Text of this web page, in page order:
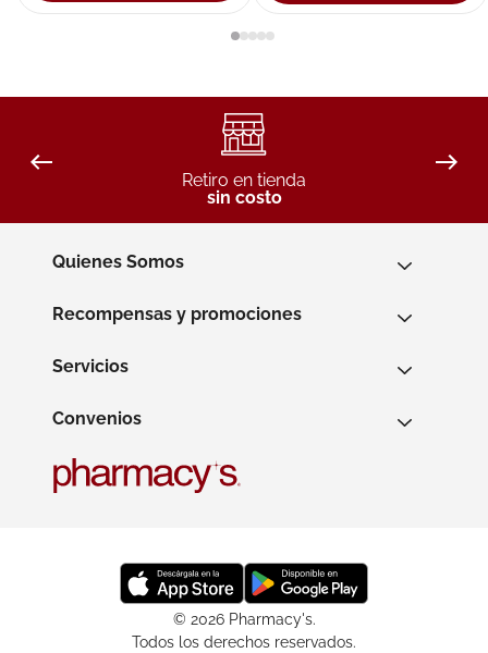
Retiro en tienda
sin costo
Quienes Somos
Recompensas y promociones
Servicios
Convenios
© 2026 Pharmacy's.
Todos los derechos reservados.